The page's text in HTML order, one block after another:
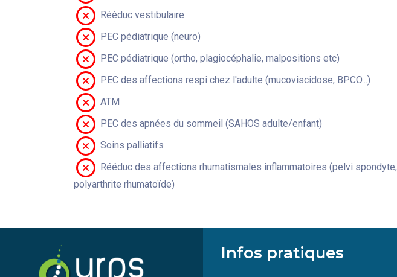
Rééduc vestibulaire
PEC pédiatrique (neuro)
PEC pédiatrique (ortho, plagiocéphalie, malpositions etc)
PEC des affections respi chez l'adulte (mucoviscidose, BPCO...)
ATM
PEC des apnées du sommeil (SAHOS adulte/enfant)
Soins palliatifs
Rééduc des affections rhumatismales inflammatoires (pelvi spondyte,
polyarthrite rhumatoïde)
Infos pratiques